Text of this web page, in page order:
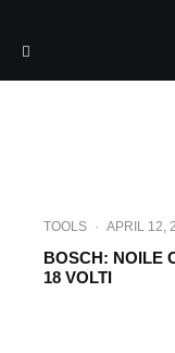
TOOLS · APRIL 12,
BOSCH: NOILE
18 VOLTI